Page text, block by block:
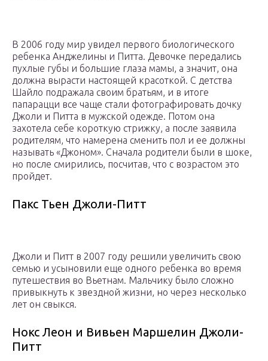
В 2006 году мир увидел первого биологического
ребенка Анджелины и Питта. Девочке передались
пухлые губы и большие глаза мамы, а значит, она
должна вырасти настоящей красоткой. С детства
Шайло подражала своим братьям, и в итоге
папарацци все чаще стали фотографировать дочку
Джоли и Питта в мужской одежде. Потом она
захотела себе короткую стрижку, а после заявила
родителям, что намерена сменить пол и ее должны
называть «Джоном». Сначала родители были в шоке,
но после смирились, посчитав, что с возрастом это
пройдет.
Пакс Тьен Джоли-Питт
Джоли и Питт в 2007 году решили увеличить свою
семью и усыновили еще одного ребенка во время
путешествия во Вьетнам. Мальчику было сложно
привыкнуть к звездной жизни, но через несколько
лет он свыкся.
Нокс Леон и Вивьен Маршелин Джоли-
Питт